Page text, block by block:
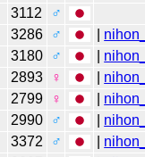
3112
♂
3286 ♂
3180 ♂
2893 ♀
2799 ♀
2990 ♂
3372 ♂